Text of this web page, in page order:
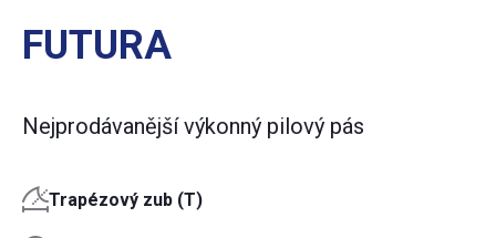
FUTURA
Nejprodávanější výkonný pilový pás
Trapézový zub (T)